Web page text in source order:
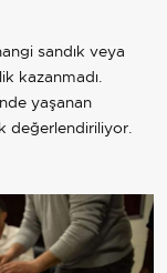
sandık veya
kazanmadı.
yaşanan
değerlendiriliyor.